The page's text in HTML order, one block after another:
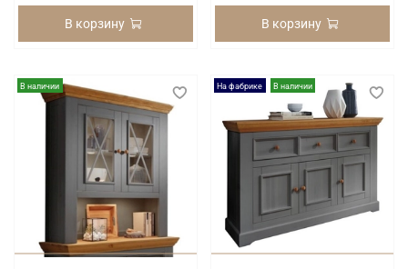
В корзину В корзину
В наличии На фабрике В наличии